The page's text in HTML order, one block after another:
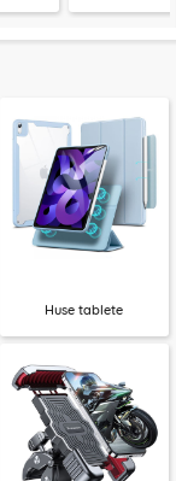
Huse tablete